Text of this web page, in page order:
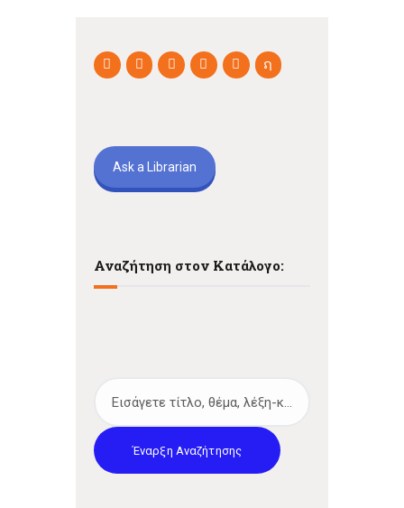
Ask a Librarian
Αναζήτηση στον Κατάλογο:
Έναρξη Αναζήτησης